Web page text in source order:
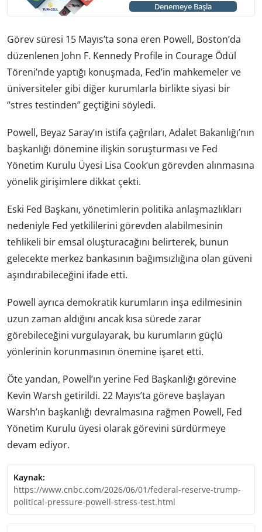
Denemeye Başla
Görev süresi 15 Mayıs’ta sona eren Powell, Boston’da
düzenlenen John F. Kennedy Profile in Courage Ödül
Töreni’nde yaptığı konuşmada, Fed’in mahkemeler ve
üniversiteler gibi diğer kurumlarla birlikte siyasi bir
“stres testinden” geçtiğini söyledi.
Powell, Beyaz Saray’ın istifa çağrıları, Adalet Bakanlığı’nın
başkanlığı dönemine ilişkin soruşturması ve Fed
Yönetim Kurulu Üyesi Lisa Cook’un görevden alınmasına
yönelik girişimlere dikkat çekti.
Eski Fed Başkanı, yönetimlerin politika anlaşmazlıkları
nedeniyle Fed yetkililerini görevden alabilmesinin
tehlikeli bir emsal oluşturacağını belirterek, bunun
gelecekte merkez bankasının bağımsızlığına olan güveni
aşındırabileceğini ifade etti.
Powell ayrıca demokratik kurumların inşa edilmesinin
uzun zaman aldığını ancak kısa sürede zarar
görebileceğini vurgulayarak, bu kurumların güçlü
yönlerinin korunmasının önemine işaret etti.
Öte yandan, Powell’ın yerine Fed Başkanlığı görevine
Kevin Warsh getirildi. 22 Mayıs’ta göreve başlayan
Warsh’ın başkanlığı devralmasına rağmen Powell, Fed
Yönetim Kurulu üyesi olarak görevini sürdürmeye
devam ediyor.
Kaynak:
https://www.cnbc.com/2026/06/01/federal-reserve-trump-
political-pressure-powell-stress-test.html